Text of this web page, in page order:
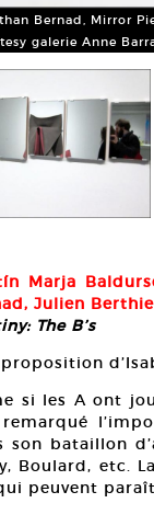
Bernad, Mirror
galerie Anne
Marja
Julien
The B’s
si les A ont
son bataillon
Boulard, etc.
peuvent